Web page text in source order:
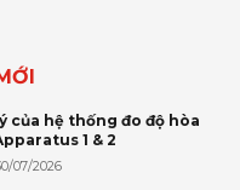
của hệ thống đo độ hòa
1 & 2
07/2026